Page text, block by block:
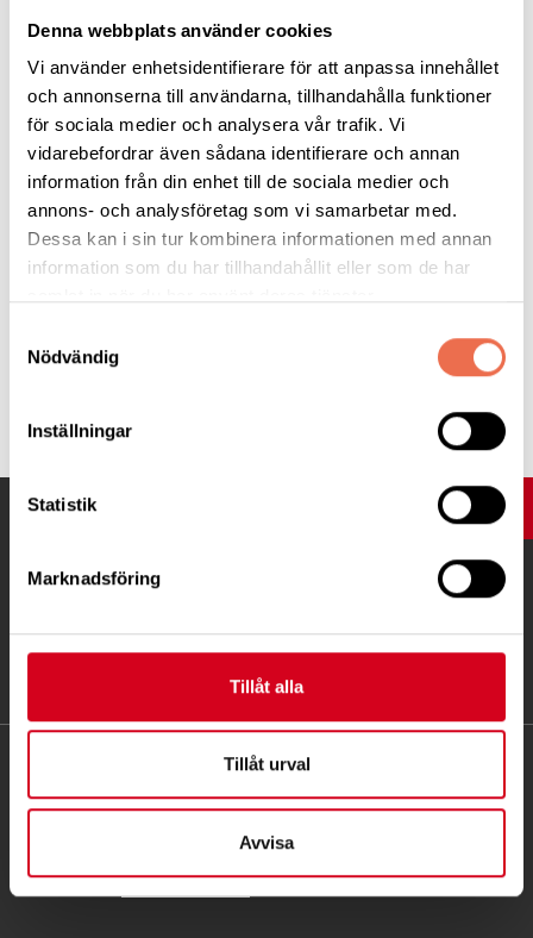
Denna webbplats använder cookies
Vi använder enhetsidentifierare för att anpassa innehållet
och annonserna till användarna, tillhandahålla funktioner
för sociala medier och analysera vår trafik. Vi
vidarebefordrar även sådana identifierare och annan
information från din enhet till de sociala medier och
annons- och analysföretag som vi samarbetar med.
Dessa kan i sin tur kombinera informationen med annan
information som du har tillhandahållit eller som de har
Nödvändig
Inställningar
Statistik
Marknadsföring
Tillåt alla
Tillåt urval
Avvisa
När - tisdag 7 september.
Tid- klockan 18:00 – 20:00.
Kostnad- fri entré, det kommer att finnas smörgås och fika för
40 kr.
UPP
Fatbursgatan 19, 118 28 STOCKHOLM